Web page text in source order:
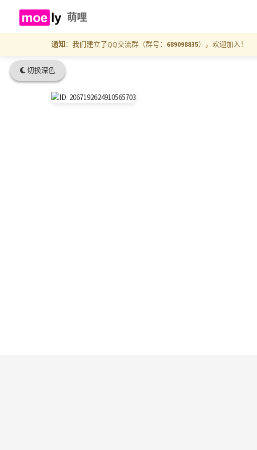
切换深色
萌哩
通知：我们建立了QQ交流群（群号： 689098835），欢迎加入！